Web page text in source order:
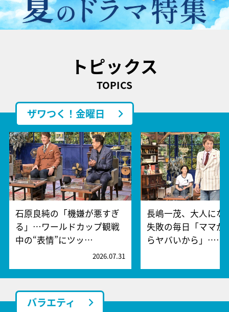
トピックス
TOPICS
ザワつく！金曜日
石原良純の「機嫌が悪すぎ
る」…ワールドカップ観戦
中の“表情”にツッ…
2026.07.31
長嶋一茂、大人にな
失敗の毎日「ママが
らヤバいから」……
バラエティ